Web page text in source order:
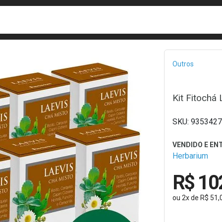
Outros
Kit Fitochá
Herbarium
R$
ou 2xde R$